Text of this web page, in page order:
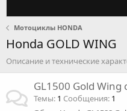
Мотоциклы HONDA
Honda GOLD WING
Описание и технические
GL1500 Gold Wing
Темы 1 Сообщения 1